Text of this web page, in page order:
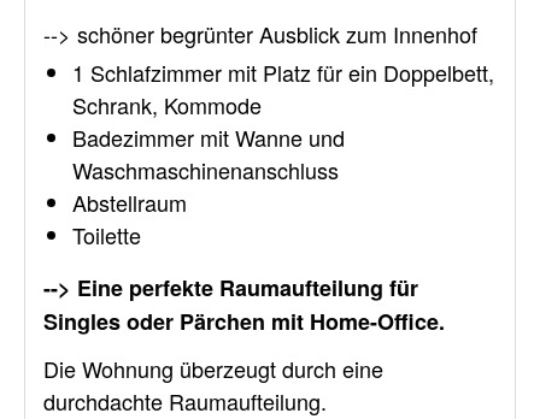
--> schöner begrünter Ausblick zum Innenhof
1 Schlafzimmer mit Platz für ein Doppelbett,
Schrank, Kommode
Badezimmer mit Wanne und
Waschmaschinenanschluss
Abstellraum
Toilette
--> Eine perfekte Raumaufteilung für
Singles oder Pärchen mit Home-Office.
Die Wohnung überzeugt durch eine
durchdachte Raumaufteilung.